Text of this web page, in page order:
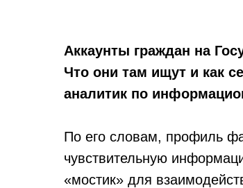
Аккаунты граждан на
Что они там ищут и как
аналитик по
По его словам, профиль
чувствительную
«мостик» для